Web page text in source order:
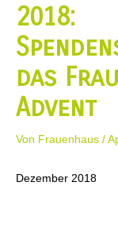
2018:
das
Advent
Von Frauenhaus /
Dezember 2018